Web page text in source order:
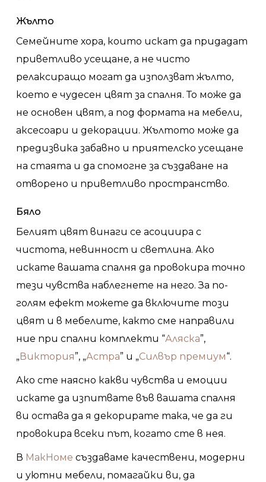
Жълто
Семейните хора, които искат да придадат
приветливо усещане, а не чисто
релаксиращо могат да използват жълто,
което е чудесен цвят за спалня. То може да
не основен цвят, а под формата на мебели,
аксесоари и декорации. Жълтото може да
предизвика забавно и приятелско усещане
на стаята и да спомогне за създаване на
отворено и приветливо пространство.
Бяло
Белият цвят винаги се асоциира с
чистота, невинност и светлина. Ако
искате вашата спалня да провокира точно
тези чувства наблегнете на него. За по-
голям ефект можете да включите този
цвят и в мебелите, както сме направили
ние при спални комплекти “Аляска”,
„Виктория”, „Астра” и „Силвър премиум“.
Ако сте наясно какви чувства и емоции
искате да изпитвате във вашата спалня
ви остава да я декорирате така, че да ги
провокира всеки път, когато сте в нея.
В МакHоме създаваме качествени, модерни
и уютни мебели, помагайки ви, да